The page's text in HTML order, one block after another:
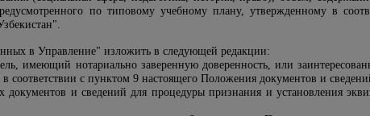
по типовому учебному плану, утвержденному в
в Управление" изложить в следующей редакции:
имеющий нотариально заверенную доверенность, или
с пунктом 9 настоящего Положения документов и
документов и сведений для процедуры признания и установления